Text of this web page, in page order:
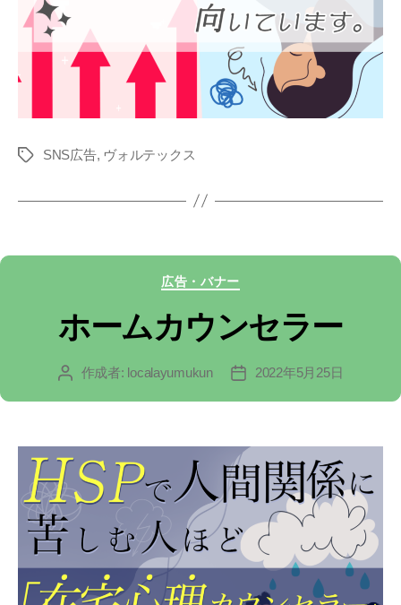
タ
SNS広告, ヴォルテックス
カ
テ
ゴ
リ
広告・バナー
ホームカウンセラー
投 作成者: localayumukun
投
2022年5月25日